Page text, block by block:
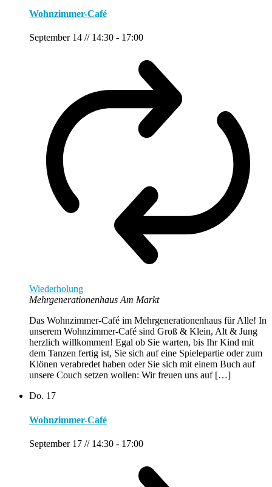
Wohnzimmer-Café
September 14 // 14:30 - 17:00
Wiederholung
Mehrgenerationenhaus Am Markt
Das Wohnzimmer-Café im Mehrgenerationenhaus für Alle! In
unserem Wohnzimmer-Café sind Groß & Klein, Alt & Jung
herzlich willkommen! Egal ob Sie warten, bis Ihr Kind mit
dem Tanzen fertig ist, Sie sich auf eine Spielepartie oder zum
Klönen verabredet haben oder Sie sich mit einem Buch auf
unsere Couch setzen wollen: Wir freuen uns auf […]
Do. 17
Wohnzimmer-Café
September 17 // 14:30 - 17:00